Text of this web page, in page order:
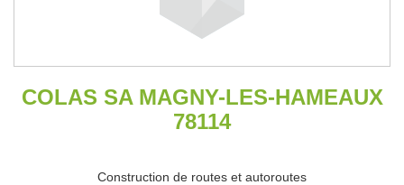
COLAS SA MAGNY-LES-HAMEAUX
78114
Construction de routes et autoroutes